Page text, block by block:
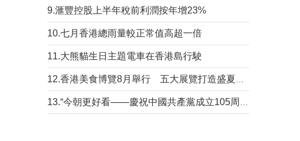
9.滙豐控股上半年稅前利潤按年增23%
10.七月香港總雨量較正常值高超一倍
11.大熊貓生日主題電車在香港島行駛